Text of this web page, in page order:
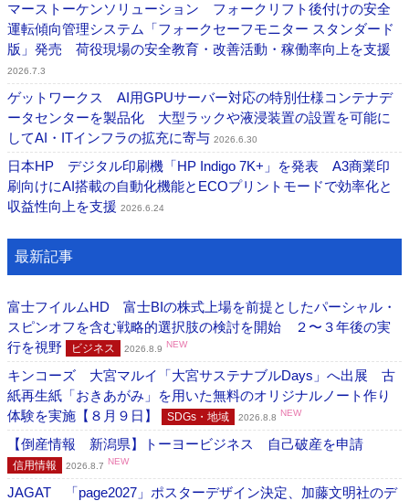
マーストーケンソリューション フォークリフト後付けの安全
運転傾向管理システム「フォークセーフモニター スタンダード
版」発売 荷役現場の安全教育・改善活動・稼働率向上を支援
2026.7.3
ゲットワークス AI用GPUサーバー対応の特別仕様コンテナデ
ータセンターを製品化 大型ラックや液浸装置の設置を可能に
してAI・ITインフラの拡充に寄与 2026.6.30
日本HP デジタル印刷機「HP Indigo 7K+」を発表 A3商業印
刷向けにAI搭載の自動化機能とECOプリントモードで効率化と
収益性向上を支援 2026.6.24
最新記事
富士フイルムHD 富士BIの株式上場を前提としたパーシャル・
スピンオフを含む戦略的選択肢の検討を開始 ２〜３年後の実
行を視野
ビジネス 2026.8.9 NEW
キンコーズ 大宮マルイ「大宮サステナブルDays」へ出展 古
紙再生紙「おきあがみ」を用いた無料のオリジナルノート作り
体験を実施【８月９日】
SDGs・地域 2026.8.8 NEW
【倒産情報 新潟県】トーヨービジネス 自己破産を申請
信用情報 2026.8.7 NEW
JAGAT 「page2027」ポスターデザイン決定、加藤文明社のデ